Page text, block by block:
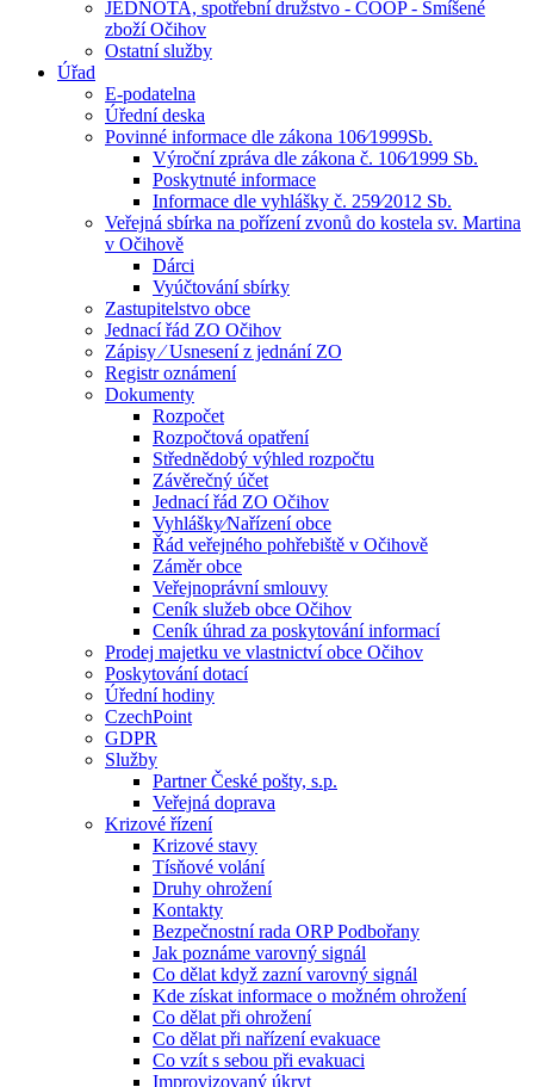
JEDNOTA, spotřební družstvo - COOP - Smíšené
zboží Očihov
Ostatní služby
Úřad
E-podatelna
Úřední deska
Povinné informace dle zákona 106⁄1999Sb.
Výroční zpráva dle zákona č. 106⁄1999 Sb.
Poskytnuté informace
Informace dle vyhlášky č. 259⁄2012 Sb.
Veřejná sbírka na pořízení zvonů do kostela sv. Martina
v Očihově
Dárci
Vyúčtování sbírky
Zastupitelstvo obce
Jednací řád ZO Očihov
Zápisy ⁄ Usnesení z jednání ZO
Registr oznámení
Dokumenty
Rozpočet
Rozpočtová opatření
Střednědobý výhled rozpočtu
Závěrečný účet
Jednací řád ZO Očihov
Vyhlášky⁄Nařízení obce
Řád veřejného pohřebiště v Očihově
Záměr obce
Veřejnoprávní smlouvy
Ceník služeb obce Očihov
Ceník úhrad za poskytování informací
Prodej majetku ve vlastnictví obce Očihov
Poskytování dotací
Úřední hodiny
CzechPoint
GDPR
Služby
Partner České pošty, s.p.
Veřejná doprava
Krizové řízení
Krizové stavy
Tísňové volání
Druhy ohrožení
Kontakty
Bezpečnostní rada ORP Podbořany
Jak poznáme varovný signál
Co dělat když zazní varovný signál
Kde získat informace o možném ohrožení
Co dělat při ohrožení
Co dělat při nařízení evakuace
Co vzít s sebou při evakuaci
Improvizovaný úkryt